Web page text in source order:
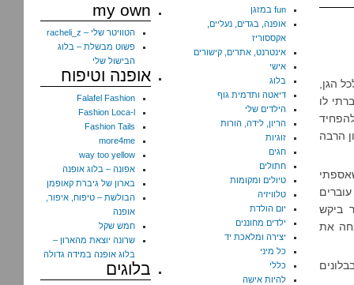
הגן,
לו
הרבה
ביקש
את
fun במזגן
אופנה, בגדים, נעליים,
אקססוריז
אינטרנט, אתרים, קישורים
אישי
בלוג
דיאטה ותדמית גוף
הילדים שלי
הריון, לידה, הורות
זוגיות
חגים
חתולים
טיולים ומקומות
טלוויזיה
יום הולדת
ילדים מחוננים
יצירה ומלאכת יד
כל מיני
כללי
להיות אישה
my own
הטוויטר שלי – racheli_z
פשוט מבשלת – בלוג
הבישול שלי
אופנה וטיפוח
Falafel Fashion
Fashion Loca-l
Fashion Tails
more4me
way too yellow
אפונה – בלוג אופנה
בארון של גיברת קאופמן
הבולשת – טיפוח, איפור,
אופנה
חמש שקל
שרונה יוצאת מהארון –
בלוג אופנה במידה גדולה
בלוגים